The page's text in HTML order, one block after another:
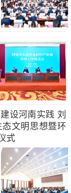
设河南实践 刘
文明思想暨环
式